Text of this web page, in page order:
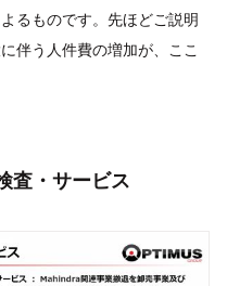
るものです。先ほどご説明
伴う人件費の増加が、ここ
査・サービス